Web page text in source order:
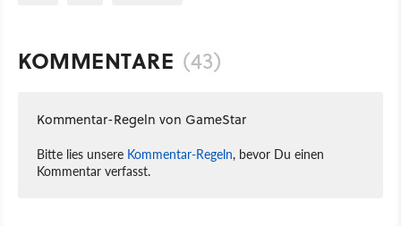
KOMMENTARE (43)
Kommentar-Regeln von GameStar
Bitte lies unsere Kommentar-Regeln, bevor Du einen
Kommentar verfasst.